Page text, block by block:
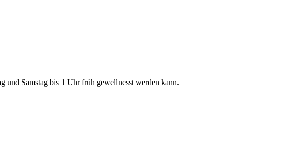
und Samstag bis 1 Uhr früh gewellnesst werden kann.